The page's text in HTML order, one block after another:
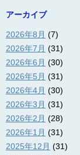
アーカイブ
2026年8月 (7)
2026年7月 (31)
2026年6月 (30)
2026年5月 (31)
2026年4月 (30)
2026年3月 (31)
2026年2月 (28)
2026年1月 (31)
2025年12月 (31)